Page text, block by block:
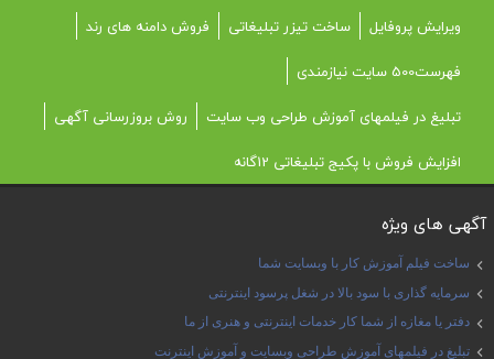
ویرایش پروفایل
ساخت تیزر تبلیغاتی
فروش دامنه های رند
فهرست500 سایت نیازمندی
تبلیغ در فیلمهای آموزش طراحی وب سایت
روش بروزرسانی آگهی
افزایش فروش با پکیج تبلیغاتی 12گانه
آگهی های ویژه
ساخت فیلم آموزش کار با وبسایت شما
سرمایه گذاری با سود بالا در شغل پرسود اینترنتی
دفتر یا مغازه از شما کار خدمات اینترنتی و هنری از ما
تبلیغ در فیلمهای آموزش طراحی وبسایت و آموزش اینترنت